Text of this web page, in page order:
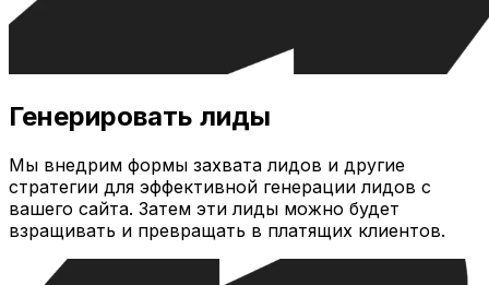
Генерировать лиды
Мы внедрим формы захвата лидов и другие
стратегии для эффективной генерации лидов с
вашего сайта. Затем эти лиды можно будет
взращивать и превращать в платящих клиентов.